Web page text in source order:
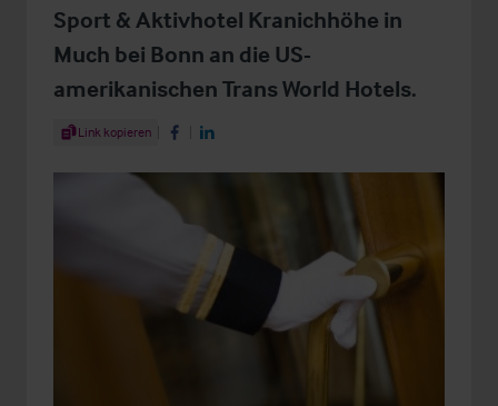
Sport & Aktivhotel Kranichhöhe in
Much bei Bonn an die US-
amerikanischen Trans World Hotels.
Share Article
Link kopieren Share on Facebook
Share on LinkedIn